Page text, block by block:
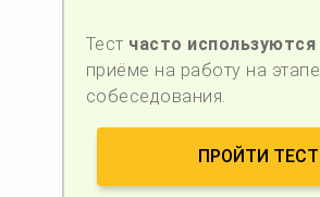
Тест часто используются
приёме на работу на этапе
собеседования.
ПРОЙТИ ТЕСТ